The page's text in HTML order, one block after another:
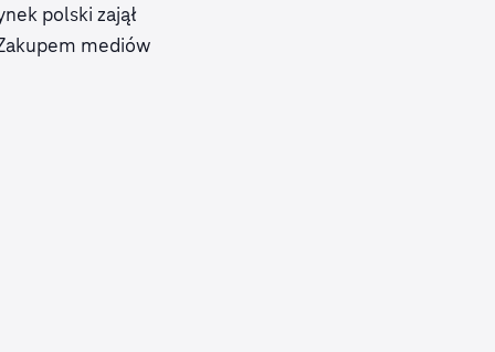
polski zajął
mediów